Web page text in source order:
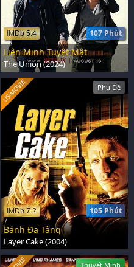
107 Phút
IMDb 5.4
Liên Minh Tuyệt Mật
The Union (2024)
Phụ Đề
105 Phút
IMDb 7.2
US-MOVIE
Bánh Đa Tầng
Layer Cake (2004)
Thuyết Minh